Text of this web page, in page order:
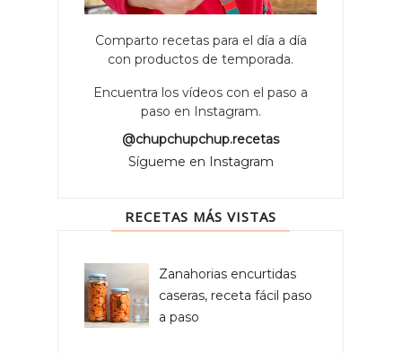
Comparto recetas para el día a día
con productos de temporada.
Encuentra los vídeos con el paso a
paso en Instagram.
@chupchupchup.recetas
Sígueme en Instagram
RECETAS MÁS VISTAS
Zanahorias encurtidas
caseras, receta fácil paso
a paso